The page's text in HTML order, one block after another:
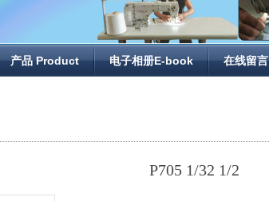
产品 Product 电子相册E-book 在线留言
P705 1/32 1/2